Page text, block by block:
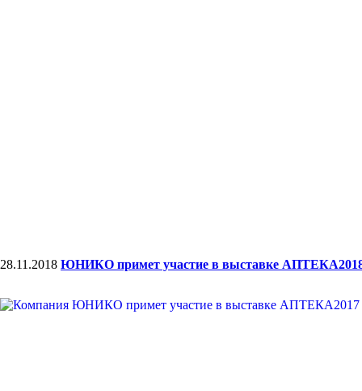
28.11.2018 ЮНИКО примет участие в выставке